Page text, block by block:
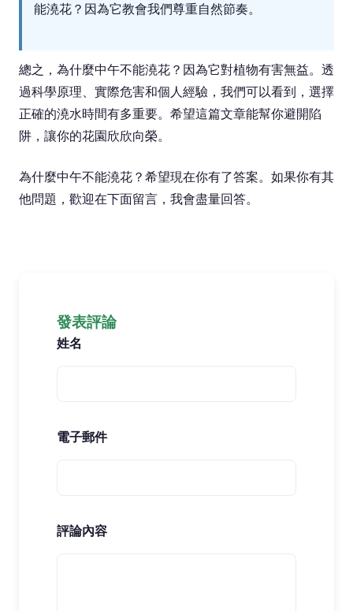
能澆花？因為它教會我們尊重自然節奏。
總之，為什麼中午不能澆花？因為它對植物有害無益。透
過科學原理、實際危害和個人經驗，我們可以看到，選擇
正確的澆水時間有多重要。希望這篇文章能幫你避開陷
阱，讓你的花園欣欣向榮。
為什麼中午不能澆花？希望現在你有了答案。如果你有其
他問題，歡迎在下面留言，我會盡量回答。
發表評論
姓名
電子郵件
評論內容